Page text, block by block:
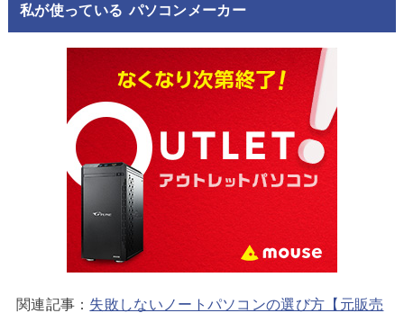
私が使っている パソコンメーカー
関連記事： 失敗しないノートパソコンの選び方【元販売